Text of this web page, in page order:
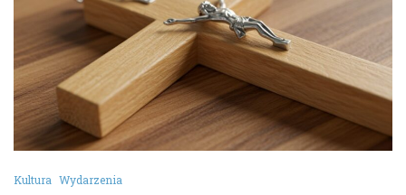
Kultura Wydarzenia